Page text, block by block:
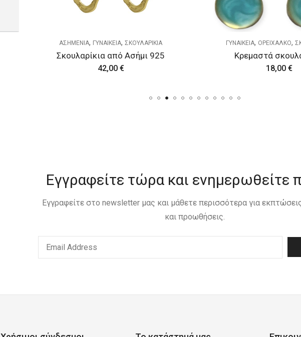
ΓΥΝΑΙΚΕΙΑ,ΟΡΕΙΧΑΛΚΟ ,ΣΚΟΥΛΑΡΙΚΙΑ
Κρεμαστά σκουλαρίκια
18,00€
ΑΣΗΜΕΝΙΑ,
Σκουλαρίκια από
42,00€
Εγγραφείτε τώρα και ενημερωθείτε
Εγγραφείτε στο newsletter μας και μάθετε περισσότερα για
και προωθήσεις.